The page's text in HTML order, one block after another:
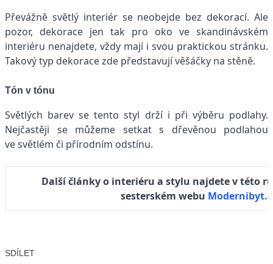
Převážně světlý interiér se neobejde bez dekorací. Ale
pozor, dekorace jen tak pro oko ve skandinávském
interiéru nenajdete, vždy mají i svou praktickou stránku.
Takový typ dekorace zde představují věšáčky na stěně.
Tón v tónu
Světlých barev se tento styl drží i při výběru podlahy.
Nejčastěji se můžeme setkat s dřevěnou podlahou
ve světlém či přírodním odstínu.
Další články o interiéru a stylu najdete v této
sesterském webu
SDÍLET